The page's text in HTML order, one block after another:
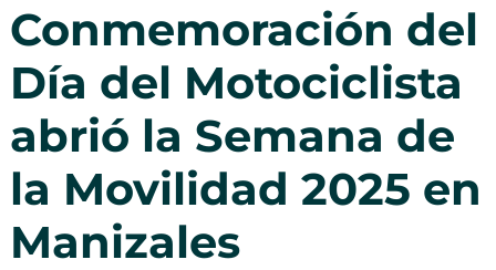
Conmemoración del
Día del Motociclista
abrió la Semana de
la Movilidad 2025 en
Manizales